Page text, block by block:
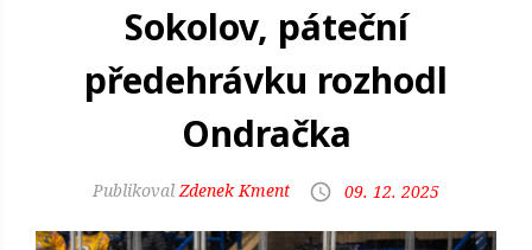
Sokolov, páteční
předehrávku rozhodl
Ondračka
Zdenek Kment 09. 12. 2025